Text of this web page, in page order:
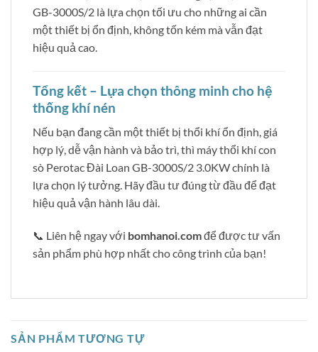
GB-3000S/2 là lựa chọn tối ưu cho những ai cần
một thiết bị ổn định, không tốn kém mà vẫn đạt
hiệu quả cao.
Tổng kết – Lựa chọn thông minh cho hệ
thống khí nén
Nếu bạn đang cần một thiết bị thổi khí ổn định, giá
hợp lý, dễ vận hành và bảo trì, thì máy thổi khí con
sò Perotac Đài Loan GB-3000S/2 3.0KW chính là
lựa chọn lý tưởng. Hãy đầu tư đúng từ đầu để đạt
hiệu quả vận hành lâu dài.
📞 Liên hệ ngay với bomhanoi.comđể được tư vấn
sản phẩm phù hợp nhất cho công trình của bạn!
SẢN PHẨM TƯƠNG TỰ